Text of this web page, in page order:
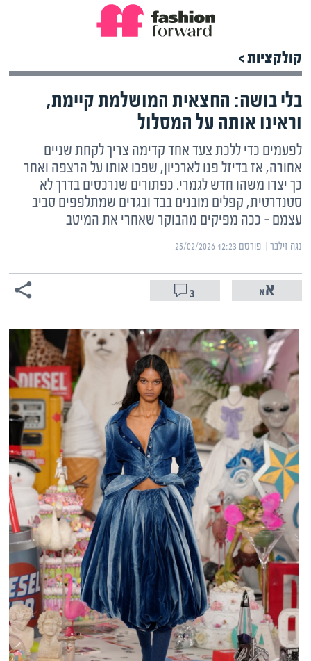
קולקציות >
בלי בושה: החצאית המושלמת קיימת,
וראינו אותה על המסלול
לפעמים כדי ללכת צעד אחד קדימה צריך לקחת שניים
אחורה, אז בדיזל פנו לארכיון, שפכו אותו על הרצפה ואחר
כך יצרו משהו חדש לגמרי. כפתורים שנרכסים בדרך לא
סטנדרטית, קפלים מובנים בבד ובגדים שמתלפפים סביב
עצמם – ככה מפיקים מהבוקר שאחרי את המיטב
נגה זילבר | ‏פורסם ‎25/02/2026 12:23
3